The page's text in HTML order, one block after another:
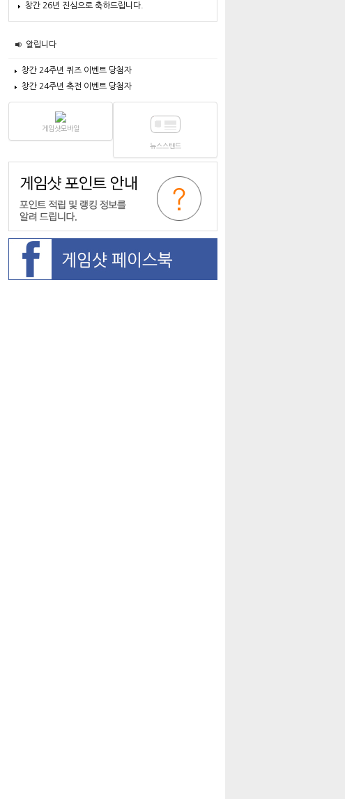
창간 26년 진심으로 축하드립니다.
알립니다
창간 24주년 퀴즈 이벤트 당첨자
창간 24주년 축전 이벤트 당첨자
게임샷모바일
뉴스스탠드